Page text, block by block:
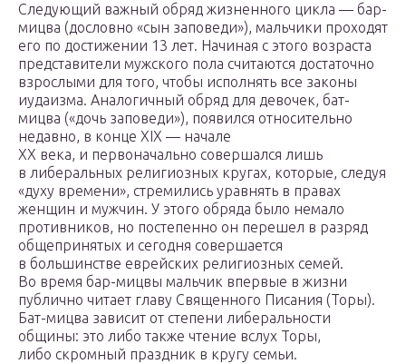
Следующий важный обряд жизненного цикла — бар-
мицва (дословно «сын запо­веди»), мальчики проходят
его по достижении 13 лет. Начиная с этого воз­раста
представители мужского пола считаются достаточно
взрослыми для того, чтобы исполнять все законы
иудаизма. Аналогичный обряд для девочек, бат-
мицва («дочь заповеди»), появился относительно
недавно, в конце XIX — на­чале
XX века, и первоначально совершался лишь
в либеральных религиозных кругах, которые, следуя
«духу времени», стремились уравнять в правах
женщин и мужчин. У этого обряда было немало
противников, но постепенно он пере­шел в разряд
общепринятых и сегодня совершается
в большинстве еврейских религиозных семей.
Во время бар-мицвы мальчик впервые в жизни
публично читает главу Священного Писания (Торы).
Бат-мицва зависит от степени либеральности
общины: это либо также чтение вслух Торы,
либо скромный праздник в кругу семьи.